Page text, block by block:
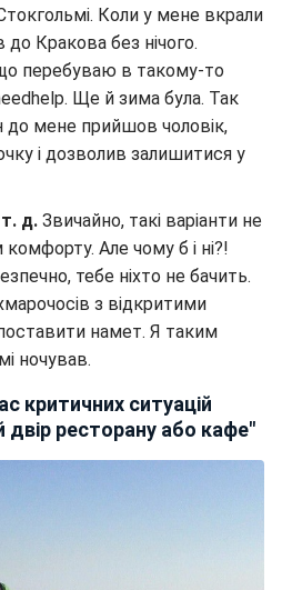
Коли у мене вкрали
Кракова без нічого.
перебуваю в такому-то
Ще й зима була. Так
до мене прийшов чоловік,
і дозволив залишитися у
д. Звичайно, такі варіанти не
Але чому б і ні?!
тебе ніхто не бачить.
з відкритими
намет. Я таким
ночував.
критичних ситуацій
двір ресторану або кафе"